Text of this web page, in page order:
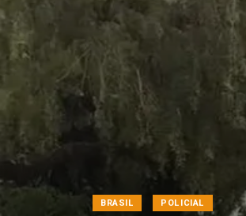
BRASIL POLICIAL